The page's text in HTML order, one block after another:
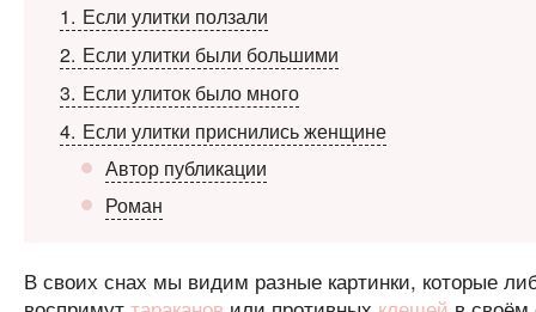
1
Если улитки ползали
2 Если улитки были большими
3 Если улиток было много
4 Если улитки приснились женщине
Автор публикации
Роман
В своих снах мы видим разные картинки, которые